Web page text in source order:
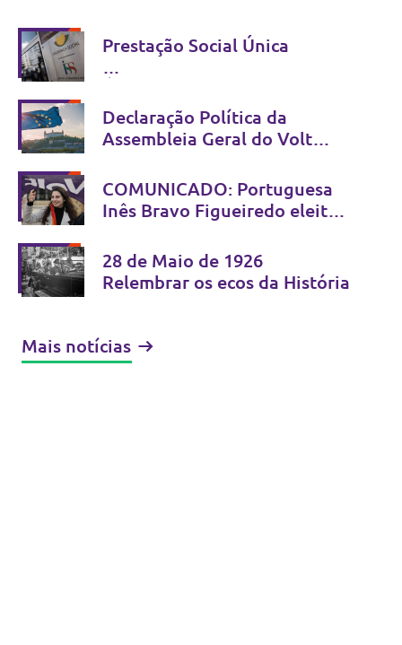
Prestação Social Única
criminalizar - Não se combate
fraude com estigma
Declaração Política da
Assembleia Geral do Volt
Bratislava, 13 e 14 de Junho
de 2026
COMUNICADO: Portuguesa
Inês Bravo Figueiredo eleita
28 de Maio de 1926
Relembrar os ecos da História
Mais notícias